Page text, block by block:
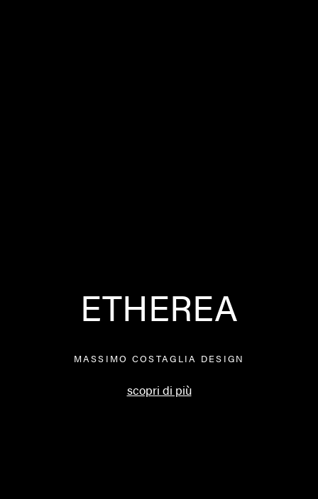
ETHEREA
MASSIMO COSTAGLIA DESIGN
scopri di più